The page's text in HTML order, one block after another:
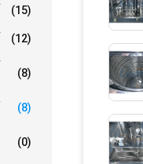
(15)
(12)
(8)
(8)
(0)